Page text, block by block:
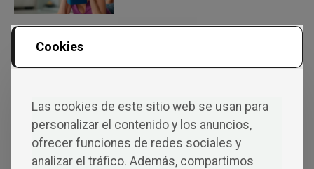
El miedo: causa principal que
silencia las voces de los
autores independientes
Cookies
Las cookies de este sitio web se usan para
personalizar el contenido y los anuncios,
ofrecer funciones de redes sociales y
analizar el tráfico. Además, compartimos